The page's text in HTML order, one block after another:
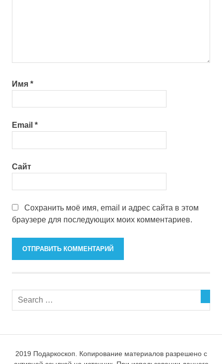
Имя *
Email *
Сайт
Сохранить моё имя, email и адрес сайта в этом
браузере для последующих моих комментариев.
2019 Подаркоскоп. Копирование материалов разрешено с